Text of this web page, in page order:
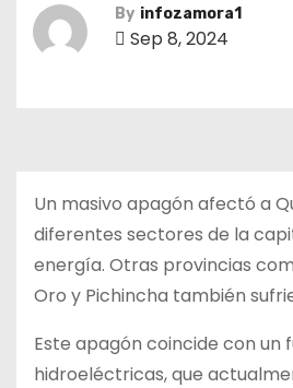
By infozamora1
Sep 8, 2024
Un masivo apagón afectó a
diferentes sectores de la
energía. Otras provincias
Oro y Pichincha también
Este apagón coincide con un
hidroeléctricas, que